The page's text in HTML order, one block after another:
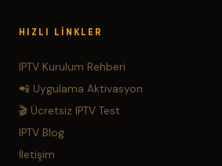
HIZLI LINKLER
IPTV Kurulum Rehberi
📲 Uygulama Aktivasyon
🎬 Ücretsiz IPTV Test
IPTV Blog
İletişim